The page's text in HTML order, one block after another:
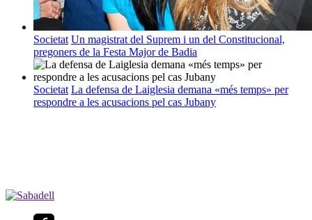
Societat Un magistrat del Suprem i un del Constitucional,
pregoners de la Festa Major de Badia
Societat La defensa de Laiglesia demana «més temps» per
respondre a les acusacions pel cas Jubany